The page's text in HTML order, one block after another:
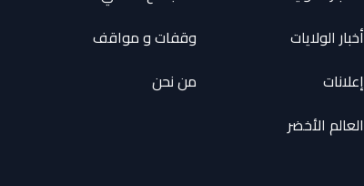
أخبار الولايات
وقفات و مواقف
إعلانات
من نحن
العالم الأخضر